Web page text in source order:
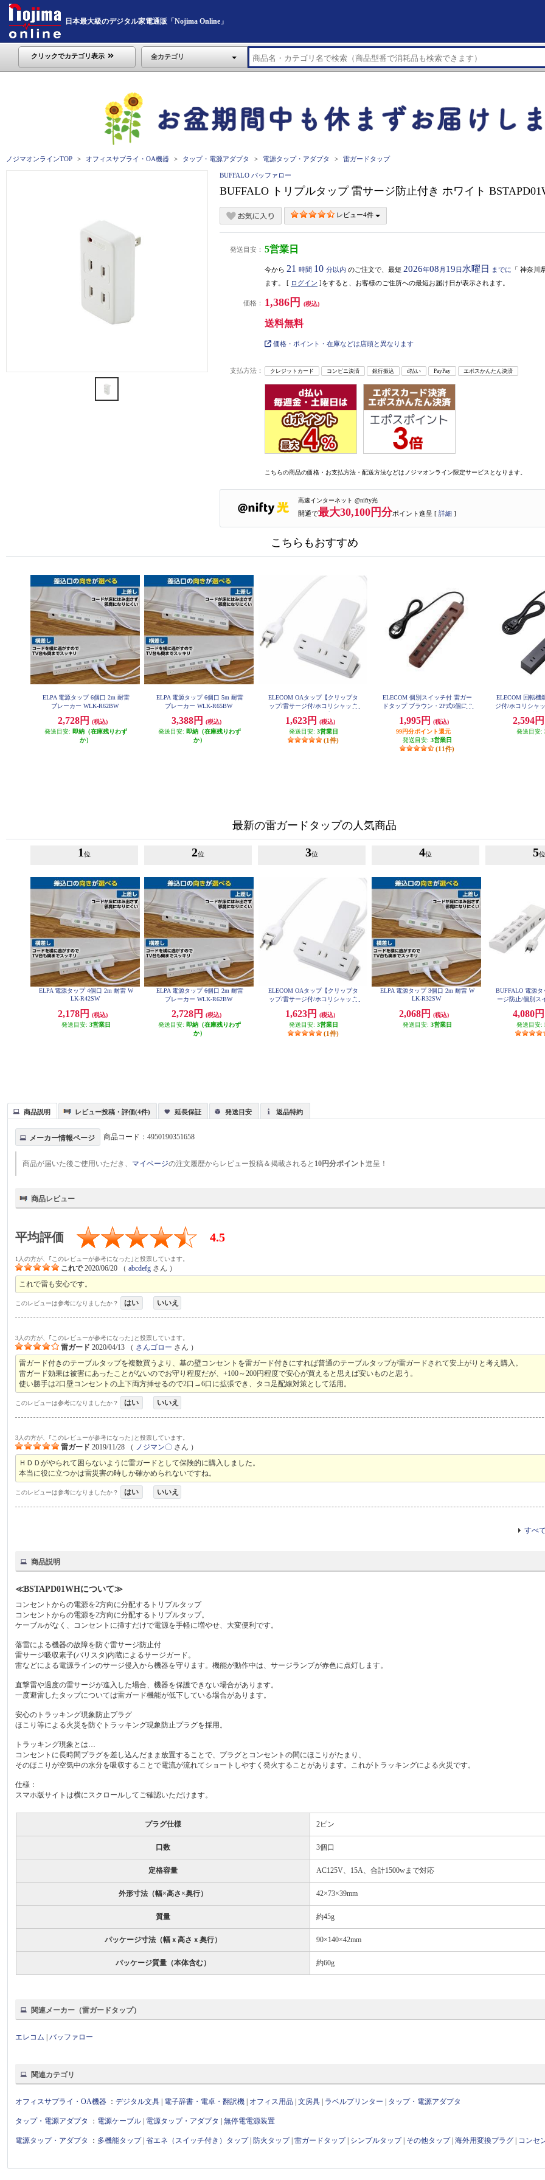
日本最大級のデジタル家電通販「Nojima Online」
クリックでカテゴリ表示 全カテゴリ
ノジマオンラインTOP オフィスサプライ・OA機器 タップ・電源アダプタ 電源タップ・アダプタ 雷ガードタップ
BUFFALO バッファロー
BUFFALO トリプルタップ 雷サージ防止付き ホワイト
レビュー4件
発送目安： 5営業日
今から 21 時間 10 分以内 のご注文で、最短 2026年08 月 19日 水曜日 までに 「 神奈川
ます。 [ ログイン ]をすると、お客様のご住所への最短お届け日が表示されます。
価格： 1,386円 (税込)
送料無料
価格・ポイント・在庫などは店頭と異なります
支払方法： クレジットカード コンビニ決済 銀行振込 d払い PayPay エポスかんたん決済
こちらの商品の価格・お支払方法・配送方法などはノジマオンライン限定サービスとなります。
高速インターネット @nifty光
開通で最大30,100円分ポイント進呈 [ 詳細 ]
こちらもおすすめ
ELPA 電源タップ 6個口 2m 耐雷
ブレーカー WLK-R62BW
2,728円
(税込)
発送目安: 即納（在庫残りわず
か）
ELPA 電源タップ 6個口 5m 耐雷
ブレーカー WLK-R65BW
3,388円
(税込)
発送目安: 即納（在庫残りわず
か）
ELECOM OAタップ【クリップタ
ップ/雷サージ付/ホコリシャッタ
ホワイト】 T-KF03-2325WH
1,623円
(税込)
発送目安: 3営業日
(1件)
ELECOM 個別スイッチ付 雷ガー
ドタップ ブラウン・2P式6個口 2
1,995円
(税込)
99円分ポイント還元
発送目安: 3営業日
(11件)
ELECOM 回転機
ジ付/ホコリシャ
ック T-
2,594円
発送目安:
最新の雷ガードタップの人気商品
1 位
ELPA 電源タップ 4個口 2m 耐雷 W
LK-R42SW
2,178円
(税込)
発送目安: 3営業日
2位
ELPA 電源タップ 6個口 2m 耐雷
ブレーカー WLK-R62BW
2,728円
(税込)
発送目安: 即納（在庫残りわず
か）
3位
ELECOM OAタップ【クリップタ
ップ/雷サージ付/ホコリシャッタ
ホワイト】 T-KF03-2325WH
1,623円
(税込)
発送目安: 3営業日
(1件)
4位
ELPA 電源タップ 3個口 2m 耐雷 W
LK-R32SW
2,068円
(税込)
発送目安: 3営業日
5位
BUFFALO 電源
ージ防止/個別ス
4,080円
発送目安:
商品説明 レビュー投稿・評価(4件) 延長保証 発送目安 返品特約
メーカー情報ページ 商品コード：4950190351658
商品が届いた後ご使用いただき、 マイページの注文履歴からレビュー投稿＆掲載されると 10円分ポイント進呈！
商品レビュー
平均評価 4.5
1人の方が、｢このレビューが参考になった｣と投票しています。
これで 2020/06/20 （abcdefg さん ）
これで雷も安心です。
このレビューは参考になりましたか？ はい いいえ
3人の方が、｢このレビューが参考になった｣と投票しています。
雷ガード 2020/04/13 （ さんゴロー さん ）
雷ガード付きのテーブルタップを複数買うより、基の壁コンセントを雷ガード付きにすれば普通のテーブルタップが雷ガードされて安上がりと考え購入。
雷ガード効果は被害にあったことがないのでお守り程度だが、+100～200円程度で安心が買えると思えば安いものと思う。
使い勝手は2口壁コンセントの上下両方挿せるので2口→6口に拡張でき、タコ足配線対策として活用。
このレビューは参考になりましたか？ はい いいえ
3人の方が、｢このレビューが参考になった｣と投票しています。
雷ガード 2019/11/28 （ ノジマン〇 さん ）
ＨＤＤがやられて困らないように雷ガードとして保険的に購入しました。
本当に役に立つかは雷災害の時しか確かめられないですね。
このレビューは参考になりましたか？ はい いいえ
すべ
商品説明
≪BSTAPD01WHについて≫
コンセントからの電源を2方向に分配するトリプルタップ
コンセントからの電源を2方向に分配するトリプルタップ。
ケーブルがなく、コンセントに挿すだけで電源を手軽に増やせ、大変便利です。
落雷による機器の故障を防ぐ雷サージ防止付
雷サージ吸収素子(バリスタ)内蔵によるサージガード。
雷などによる電源ラインのサージ侵入から機器を守ります。機能が動作中は、サージランプが赤色に点灯します。
直撃雷や過度の雷サージが進入した場合、機器を保護できない場合があります。
一度避雷したタップについては雷ガード機能が低下している場合があります。
安心のトラッキング現象防止プラグ
ほこり等による火災を防ぐトラッキング現象防止プラグを採用。
トラッキング現象とは…
コンセントに長時間プラグを差し込んだまま放置することで、プラグとコンセントの間にほこりがたまり、
そのほこりが空気中の水分を吸収することで電流が流れてショートしやすく発火することがあります。これがトラッキングによる火災です。
仕様：
スマホ版サイトは横にスクロールしてご確認いただけます。
プラグ仕様 2ピン
口数 3個口
定格容量 AC125V、15A、合計1500wまで対応
外形寸法（幅×高さ×奥行） 42×73×39mm
質量 約45g
パッケージ寸法（幅ｘ高さｘ奥行） 90×140×42mm
パッケージ質量（本体含む） 約60g
関連メーカー（雷ガードタップ）
エレコム |バッファロー
関連カテゴリ
オフィスサプライ・OA機器 ：デジタル文具 電子辞書・電卓・翻訳機 オフィス用品 |文房具 ラベルプリンター タップ・電源アダプタ
タップ・電源アダプタ ： 電源ケーブル 電源タップ・アダプタ |無停電電源装置
電源タップ・アダプタ ： 多機能タップ|省エネ（スイッチ付き）タップ| 防火タップ|雷ガードタップ| シンプルタップ| その他タップ|海外用変換プラグ コンセ